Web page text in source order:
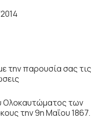
την παρουσία σας τις
Ολοκαυτώματος των
την 9η Μαΐου 1867.